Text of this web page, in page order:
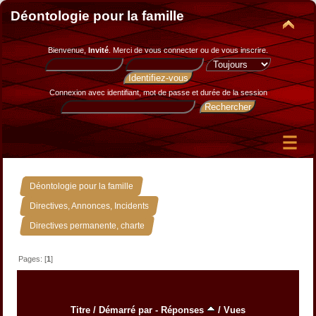
Déontologie pour la famille
Bienvenue, Invité. Merci devous connecter ou de vous inscrire.
Connexion avec identifiant, mot de passe et durée de la session
Déontologie pour la famille »
Directives, Annonces, Incidents »
Directives permanente, charte
Pages: [1]
Titre / Démarré par - Réponses / Vues